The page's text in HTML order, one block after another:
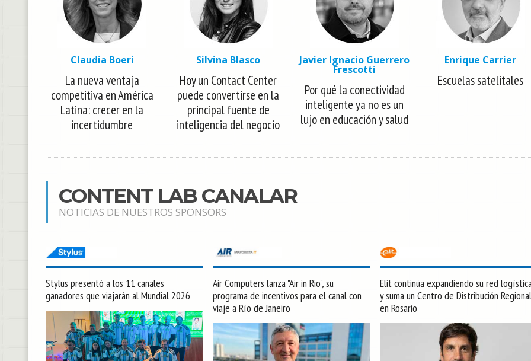
Claudia Boeri
La nueva ventaja
competitiva en América
Latina: crecer en la
incertidumbre
Silvina Blasco
Hoy un Contact Center
puede convertirse en la
principal fuente de
inteligencia del negocio
Javier Ignacio Guerrero
Frescotti
Por qué la conectividad
inteligente ya no es un
lujo en educación y salud
Enrique Carrier
Escuelas satelitales
CONTENT LAB CANALAR
NOTICIAS DE NUESTROS SPONSORS
Stylus presentó a los 11 canales
ganadores que viajarán al Mundial 2026
Air Computers lanza "Air in Rio", su
programa de incentivos para el canal con
viaje a Río de Janeiro
Elit continúa expandiendo su red
y suma un Centro de Distribución Regional
en Rosario